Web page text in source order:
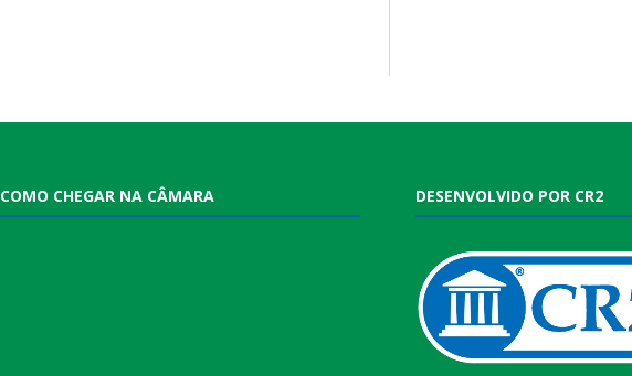
COMO CHEGAR NA CÂMARA DESENVOLVIDO POR CR2